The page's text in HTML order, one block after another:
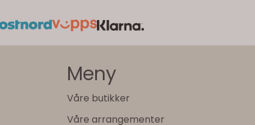
Meny
Våre butikker
Våre arrangementer